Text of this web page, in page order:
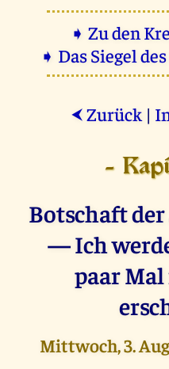
➧ Zu den
➧ Das Siegel
⮜ Zurück |
-
Botschaft
— Ich
paar
Mittwoch, 3.